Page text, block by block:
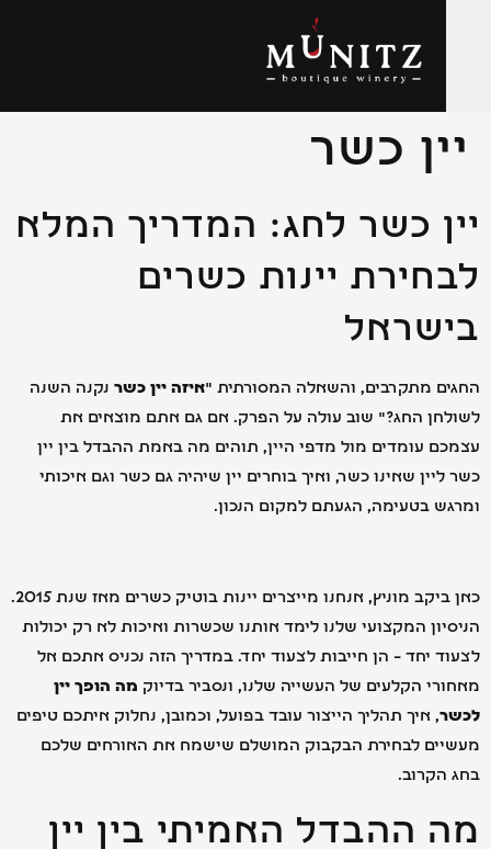
כשר
כשר לחג: המדריך המלא
יינות כשרים
מתקרבים, והשאלה המסורתית "איזה יין כשרנקנה השנה
החג?" שוב עולה על הפרק. אם גם אתם מוצאים את
עומדים מול מדפי היין, תוהים מה באמת ההבדל בין יין
שאינו כשר, ואיך בוחרים יין שיהיה גם כשר וגם איכותי
בטעימה, הגעתם למקום הנכון.
כאן ביקב מוניץ, אנחנו מייצרים יינות בוטיק כשרים מאז שנת 2015.
המקצועי שלנו לימד אותנו שכשרות ואיכות לא רק יכולות
יחד – הן חייבות לצעוד יחד. במדריך הזה נכניס אתכם אל
הקלעים של העשייה שלנו, ונסביר בדיוקמה הופך יין
, איך תהליך הייצור עובד בפועל, וכמובן, נחלוק איתכם טיפים
לבחירת הבקבוק המושלם שישמח את האורחים שלכם
ההבדל האמיתי בין יין